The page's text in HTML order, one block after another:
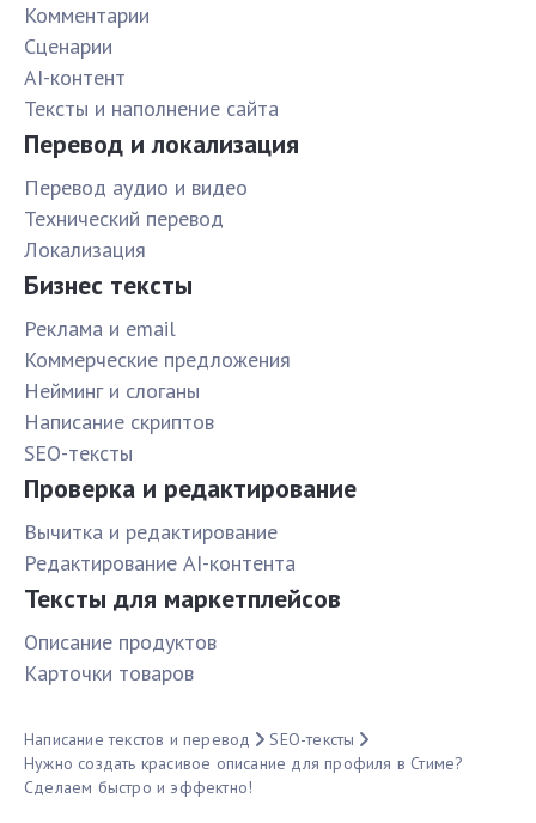
Комментарии
Сценарии
AI-контент
Тексты и наполнение сайта
Перевод и локализация
Перевод аудио и видео
Технический перевод
Локализация
Бизнес тексты
Реклама и email
Коммерческие предложения
Нейминг и слоганы
Написание скриптов
SEO-тексты
Проверка и редактирование
Вычитка и редактирование
Редактирование AI-контента
Тексты для маркетплейсов
Описание продуктов
Карточки товаров
Написание текстов и перевод
SEO-тексты
Нужно создать красивое описание для профиля в Стиме?
Сделаем быстро и эффектно!